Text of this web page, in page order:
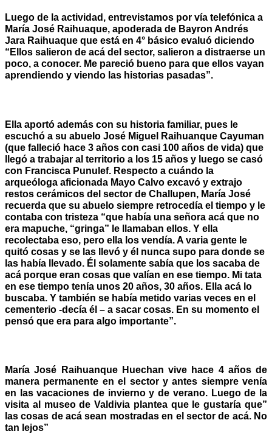
Luego de la actividad, entrevistamos por vía telefónica a
María José Raihuaque, apoderada de Bayron Andrés
Jara Raihuaque que está en 4° básico evaluó diciendo
“Ellos salieron de acá del sector, salieron a distraerse un
poco, a conocer. Me pareció bueno para que ellos vayan
aprendiendo y viendo las historias pasadas”.
Ella aportó además con su historia familiar, pues le
escuchó a su abuelo José Miguel Raihuanque Cayuman
(que falleció hace 3 años con casi 100 años de vida) que
llegó a trabajar al territorio a los 15 años y luego se casó
con Francisca Punulef. Respecto a cuándo la
arqueóloga aficionada Mayo Calvo excavó y extrajo
restos cerámicos del sector de Challupen, María José
recuerda que su abuelo siempre retrocedía el tiempo y le
contaba con tristeza “que había una señora acá que no
era mapuche, “gringa” le llamaban ellos. Y ella
recolectaba eso, pero ella los vendía. A varia gente le
quitó cosas y se las llevó y él nunca supo para donde se
las había llevado. Él solamente sabía que los sacaba de
acá porque eran cosas que valían en ese tiempo. Mi tata
en ese tiempo tenía unos 20 años, 30 años. Ella acá lo
buscaba. Y también se había metido varias veces en el
cementerio -decía él – a sacar cosas. En su momento el
pensó que era para algo importante”.
María José Raihuanque Huechan vive hace 4 años de
manera permanente en el sector y antes siempre venía
en las vacaciones de invierno y de verano. Luego de la
visita al museo de Valdivia plantea que le gustaría que”
las cosas de acá sean mostradas en el sector de acá. No
tan lejos”